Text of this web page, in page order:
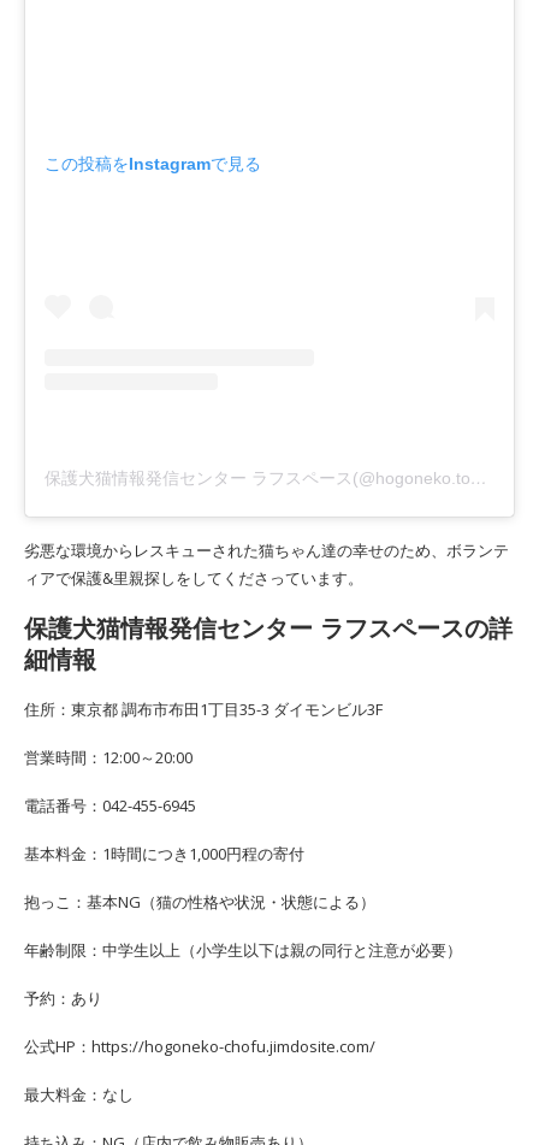
この投稿をInstagramで見る
保護犬猫情報発信センター ラフスペース(@hogoneko.tokyo)がシェアした投稿
劣悪な環境からレスキューされた猫ちゃん達の幸せのため、ボランテ
ィアで保護&里親探しをしてくださっています。
保護犬猫情報発信センター ラフスペースの詳
細情報
住所：東京都 調布市布田1丁目35-3 ダイモンビル3F
営業時間：12:00～20:00
電話番号：042-455-6945
基本料金：1時間につき1,000円程の寄付
抱っこ：基本NG（猫の性格や状況・状態による）
年齢制限：中学生以上（小学生以下は親の同行と注意が必要）
予約：あり
公式HP：https://hogoneko-chofu.jimdosite.com/
最大料金：なし